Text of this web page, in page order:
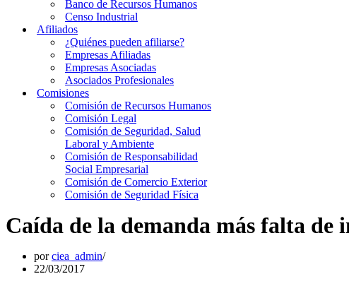
Banco de Recursos Humanos
Censo Industrial
Afiliados
¿Quiénes pueden afiliarse?
Empresas Afiliadas
Empresas Asociadas
Asociados Profesionales
Comisiones
Comisión de Recursos Humanos
Comisión Legal
Comisión de Seguridad, Salud
Laboral y Ambiente
Comisión de Responsabilidad
Social Empresarial
Comisión de Comercio Exterior
Comisión de Seguridad Física
Caída de la demanda más falta
porciea_admin
22/03/2017